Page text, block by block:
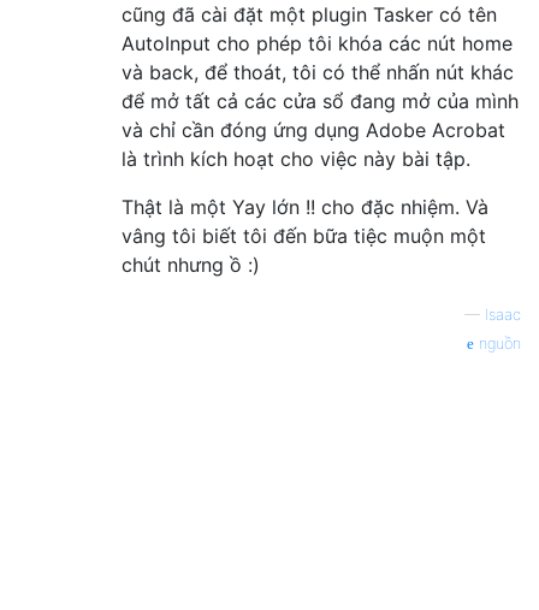
cũng đã cài đặt một plugin Tasker có tên
AutoInput cho phép tôi khóa các nút home
và back, để thoát, tôi có thể nhấn nút khác
để mở tất cả các cửa sổ đang mở của mình
và chỉ cần đóng ứng dụng Adobe Acrobat
là trình kích hoạt cho việc này bài tập.
Thật là một Yay lớn !! cho đặc nhiệm. Và
vâng tôi biết tôi đến bữa tiệc muộn một
chút nhưng ồ :)
— Isaac
nguồn